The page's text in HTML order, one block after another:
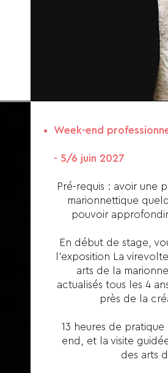
Week-end
- 5/6 juin 2027
Pré-requis : avoir une
marionnettique
pouvoir
En début de stage,
l’exposition La
arts de la
actualisés tous les 4
près de la
13 heures de
end, et la visite
des arts